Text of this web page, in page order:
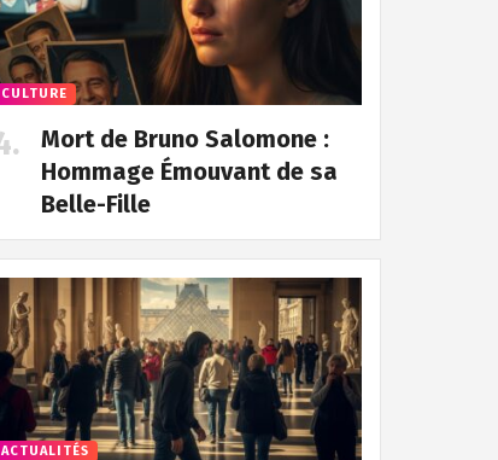
CULTURE
Mort de Bruno Salomone :
Hommage Émouvant de sa
Belle-Fille
ACTUALITÉS